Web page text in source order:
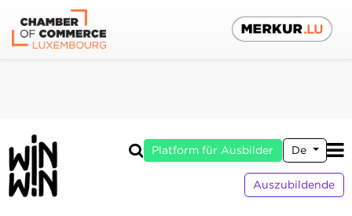
Platform für Ausbilder De
Auszubildende